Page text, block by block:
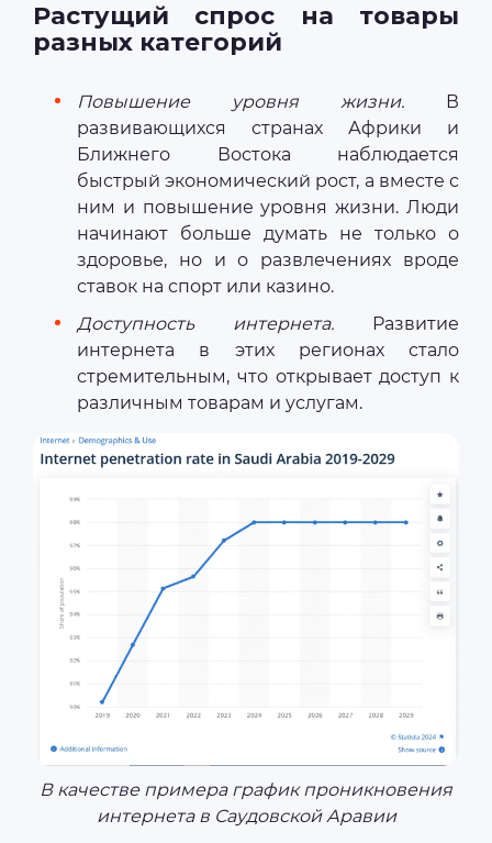
Растущий спрос на товары
разных категорий
Повышение уровня жизни. В
развивающихся странах Африки и
Ближнего Востока наблюдается
быстрый экономический рост, а вместе с
ним и повышение уровня жизни. Люди
начинают больше думать не только о
здоровье, но и о развлечениях вроде
ставок на спорт или казино.
Доступность интернета. Развитие
интернета в этих регионах стало
стремительным, что открывает доступ к
различным товарам и услугам.
В качестве примера график проникновения
интернета в Саудовской Аравии